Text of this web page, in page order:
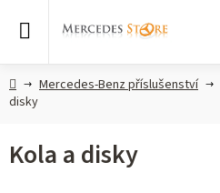
DomůMercedes-Benz příslušenství
disky
Kola a disky